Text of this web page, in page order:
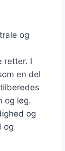
og
retter. I
en del
og løg.
og
og